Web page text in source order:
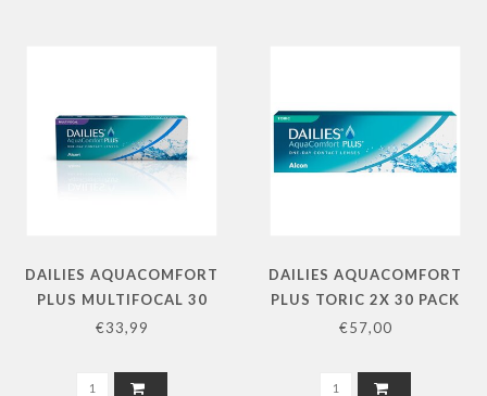
DAILIES AQUACOMFORT
PLUS MULTIFOCAL 30
PACK 1 STERKTE
€33,99
DAILIES AQUACOMFORT
PLUS TORIC 2X 30 PACK
L+R
€57,00